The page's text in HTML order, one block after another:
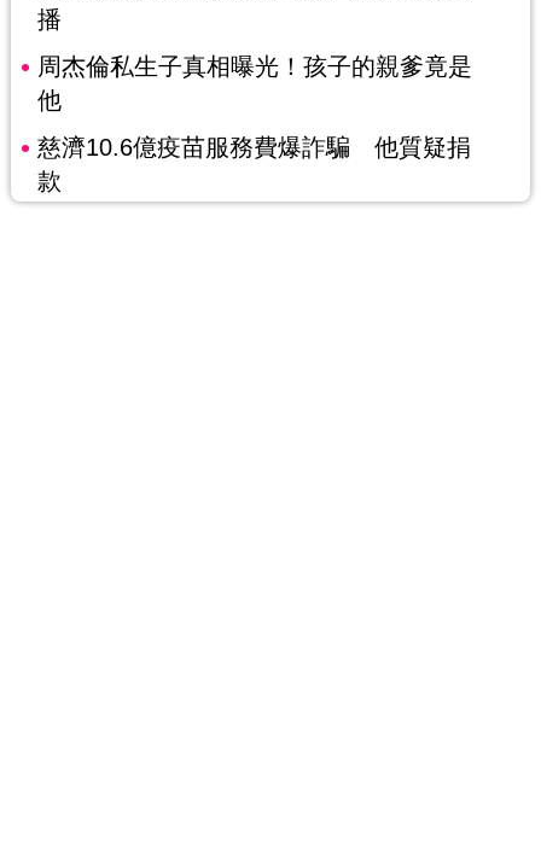
播
周杰倫私生子真相曝光！孩子的親爹竟是
他
慈濟10.6億疫苗服務費爆詐騙 他質疑捐
款